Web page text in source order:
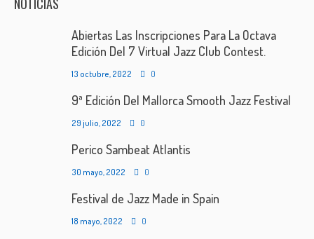
NOTICIAS
Abiertas Las Inscripciones Para La Octava
Edición Del 7 Virtual Jazz Club Contest.
13 octubre, 2022 0
9ª Edición Del Mallorca Smooth Jazz Festival
29 julio, 2022 0
Perico Sambeat Atlantis
30 mayo, 2022 0
Festival de Jazz Made in Spain
18 mayo, 2022 0